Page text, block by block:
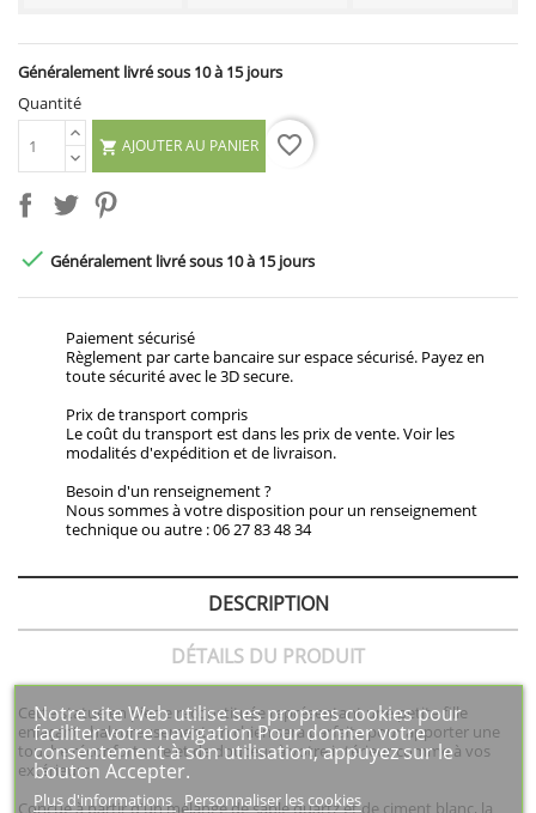
Généralement livré sous 10 à 15 jours
Quantité
 AJOUTER AU PANIER favorite_border
 Généralement livré sous 10 à 15 jours
Paiement sécurisé
Règlement par carte bancaire sur espace sécurisé. Payez en
toute sécurité avec le 3D secure.
Prix de transport compris
Le coût du transport est dans les prix de vente. Voir les
modalités d'expédition et de livraison.
Besoin d'un renseignement ?
Nous sommes à votre disposition pour un renseignement
technique ou autre : 06 27 83 48 34
DESCRIPTION
DÉTAILS DU PRODUIT
Cette statue en pierre reconstituée représentant une petite fille
enlaçant chaleureusement un chien sera parfaite pour apporter une
touche réconfortante et de douceur à votre intérieur comme à vos
extérieurs.
Conçue à partir d'un mélange de sable quartz et de ciment blanc, la
Notre site Web utilise ses propres cookies pour
faciliter votre navigation Pour donner votre
consentement à son utilisation, appuyez sur le
bouton Accepter.
Plus d'informations Personnaliser les cookies